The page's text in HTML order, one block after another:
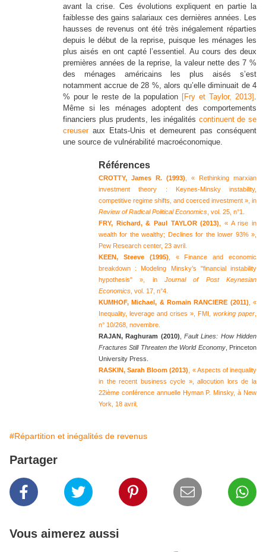
avant la crise. Ces évolutions expliquent en partie la
faiblesse des gains salariaux ces dernières années. Les
hausses de revenus ont été très inégalement réparties
depuis le début de la reprise, puisque les ménages les
plus aisés en ont capté l’essentiel. Au cours des deux
premières années de la reprise, la valeur nette des 7 %
des ménages américains les plus aisés s’est
notamment accrue de 28 %, alors qu’elle diminuait de 4
% pour le reste de la population [Fry et Taylor, 2013] .
Même si les ménages adoptent des comportements
financiers plus prudents, les inégalités continuent de se
creuseraux Etats-Unis et demeurent pas conséquent
une source de vulnérabilité macroéconomique.
Références
CROTTY, James R. (1993) , « Rethinking marxian
investment theory : Keynes-Minsky instability,
competitive regime shifts, and coerced investment », in
Review of Radical Political Economics , vol. 25, n°1.
FRY, Richard, & Paul TAYLOR (2013)
, « A rise in
wealth for the wealthy; Declines for the lower 93% »,
Pew Research center, 23 avril.
KEEN, Steeve (1995) , « Finance and economic
breakdown : Modeling Minsky’s "financial instability
hypothesis" », in Journal of Post Keynesian
Economics , vol. 17, n°4.
KUMHOF, Michael, & Romain RANCIERE (2011) , «
Inequality, leverage and crises », FMI, working paper
n° 10/268, novembre.
RAJAN, Raghuram (2010) ,Fault Lines: How Hidden
Fractures Still Threaten the World Economy, Princeton
University Press.
RASKIN, Sarah Bloom (2013)
, « Aspects of inequality
in the recent business cycle », allocution lors de la
22ième conférence annuelle Hyman P. Minsky, à New
York, 18 avril.
#Répartition et inégalités de revenus
Partager
Vous aimerez aussi